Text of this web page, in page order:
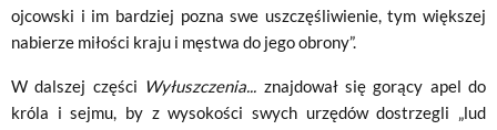
ojcowski i im bardziej pozna swe uszczęśliwienie, tym większej
nabierze miłości kraju i męstwa do jego obrony”.
W dalszej części Wyłuszczenia... znajdował się gorący apel do
króla i sejmu, by z wysokości swych urzędów dostrzegli „lud